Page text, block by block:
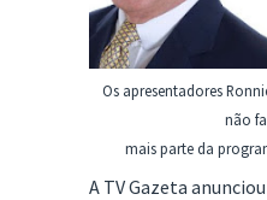
Os apresentadores
não
mais parte da
A TV Gazeta